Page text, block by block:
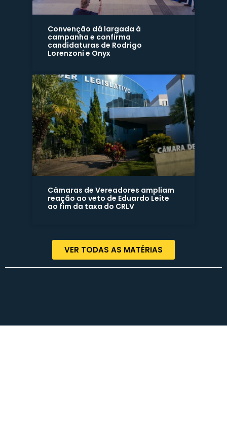
Convenção dá largada à
campanha e confirma
candidaturas de Rodrigo
Lorenzoni e Onyx
Câmaras de Vereadores ampliam
reação ao veto de Eduardo Leite
ao fim da taxa do CRLV
VER TODAS AS MATÉRIAS